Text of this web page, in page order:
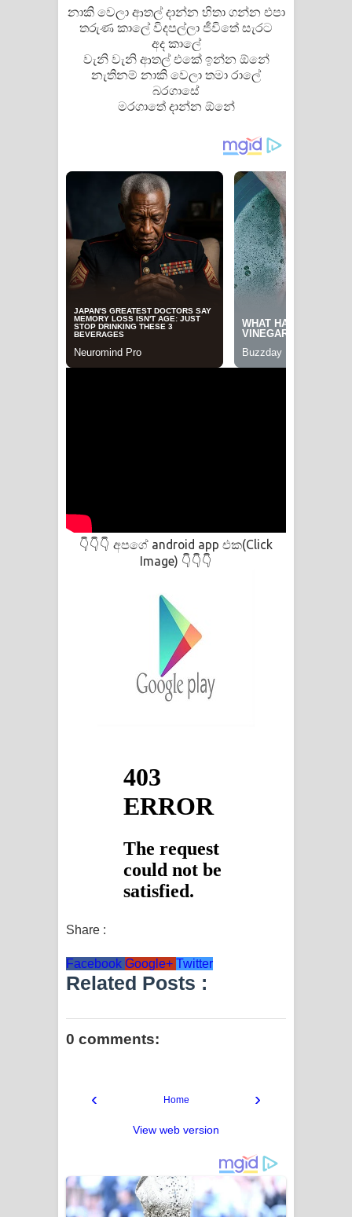
නාකි වෙලා ආතල් දාන්න හිතා ගන්න එපා
තරුණ කාලේ විදපල්ලා ජීවිතේ සැරට
අද කාලේ
වැනි වැනි ආතල් එකේ ඉන්න ඕනේ
නැතිනම් නාකි වෙලා තමා රාලේ
බරගාසේ
මරගාතේ දාන්න ඕනේ
👇👇👇 අපගේ android app එක(Click
Image) 👇👇👇
Share :
Facebook Google+ Twitter
Related Posts :
0 comments:
‹ ›
Home
View web version